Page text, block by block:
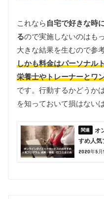
これなら 自宅で好きな時
るので実施しないのはも
大きな結果を生むので参
しかも料金はパーソナル
栄養士やトレーナーとワ
です。行動するかどうか
を知っておいて損はない
オ
すめ人気
2020年5月